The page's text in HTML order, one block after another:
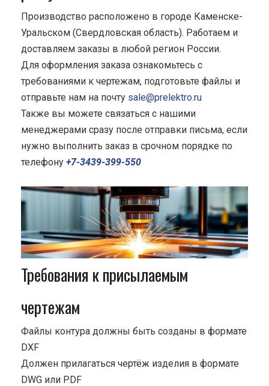
Производство расположено в городе Каменске-
Уральском (Свердловская область). Работаем и
доставляем заказы в любой регион России.
Для оформления заказа ознакомьтесь с
требованиями к чертежам, подготовьте файлы и
отправьте нам на почту sale@prelektro.ru
Также вы можете связаться с нашими
менеджерами сразу после отправки письма, если
нужно выполнить заказ в срочном порядке по
телефону +7-3439-399-550
Требования к присылаемым
чертежам
Файлы контура должны быть созданы в формате
DXF
Должен прилагаться чертёж изделия в формате
DWG или PDF